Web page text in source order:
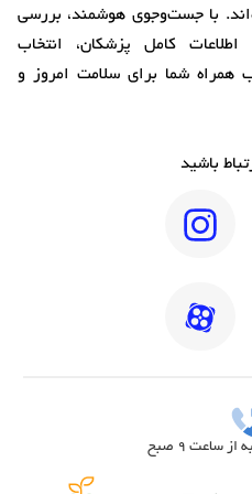
با جست‌وجوی هوشمند، بررسی
کامل پزشکان، انتخاب
همراه شما برای سلامت امروز و
باشید
ساعت 9 صبح